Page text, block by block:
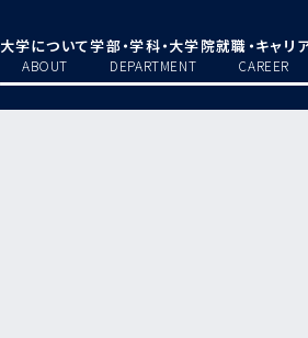
大学について
ABOUT
学部・学科・大学院
DEPARTMENT
就職・キャリ
CAREER